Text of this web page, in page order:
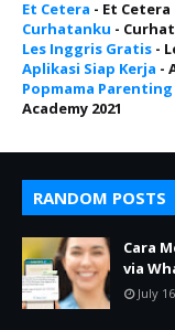
Et Cetera - Et Cetera
Curhatanku -
Les Inggris Gratis -
Aplikasi Siap Kerja -
Popmama Parenting
Academy 2021
RANDOM POSTS
Cara
via
July